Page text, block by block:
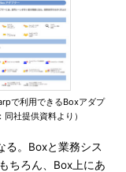
で利用できるBoxアダプ
同社提供資料より）
る。Boxと業務シス
ちろん、Box上にあ